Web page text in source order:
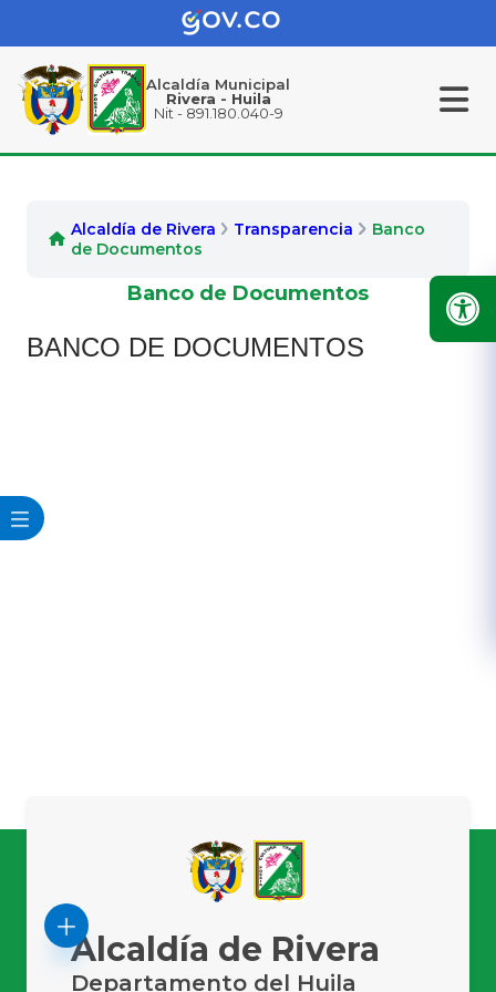
Alcaldía Municipal
Rivera - Huila
Nit - 891.180.040-9
Alcaldía de Rivera Transparencia
Banco
de Documentos
Banco de Documentos
BANCO DE DOCUMENTOS
Alcaldía de Rivera
Departamento del Huila